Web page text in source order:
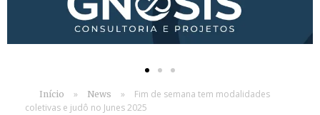
Início » News »
Fim de semana tem modalidades
coletivas e judô no Junes 2025